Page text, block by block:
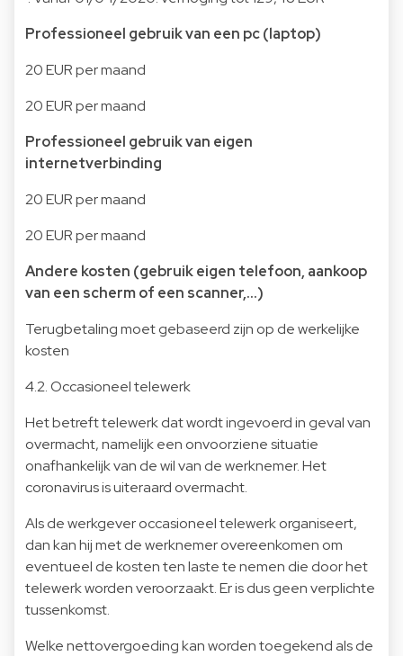
Professioneel gebruik van een pc (laptop)
20 EUR per maand
20 EUR per maand
Professioneel gebruik van eigen
internetverbinding
20 EUR per maand
20 EUR per maand
Andere kosten (gebruik eigen telefoon, aankoop
van een scherm of een scanner,…)
Terugbetaling moet gebaseerd zijn op de werkelijke
kosten
4.2. Occasioneel telewerk
Het betreft telewerk dat wordt ingevoerd in geval van
overmacht, namelijk een onvoorziene situatie
onafhankelijk van de wil van de werknemer. Het
coronavirus is uiteraard overmacht.
Als de werkgever occasioneel telewerk organiseert,
dan kan hij met de werknemer overeenkomen om
eventueel de kosten ten laste te nemen die door het
telewerk worden veroorzaakt. Er is dus geen verplichte
tussenkomst.
Welke nettovergoeding kan worden toegekend als de